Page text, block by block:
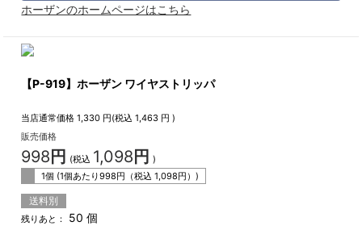
ホーザンのホームページはこちら
【P-919】ホーザン ワイヤストリッパ
当店通常価格 1,330 円(税込1,463 円 )
販売価格
998 円 (税込 1,098 円 )
1個 (1個あたり998円（税込1,098円）)
送料別
残りあと： 50 個